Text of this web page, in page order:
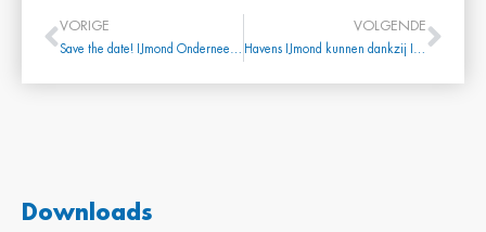
VORIGE VOLGENDE
Downloads